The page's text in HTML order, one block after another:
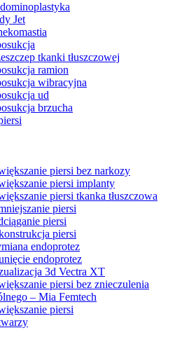
Jet
tkanki tłuszczowej
ramion
wibracyjna
ud
brzucha
piersi bez narkozy
piersi implanty
piersi tkanka tłuszczowa
piersi
piersi
piersi
endoprotez
endoprotez
3d Vectra XT
piersi bez znieczulenia
– Mia Femtech
piersi